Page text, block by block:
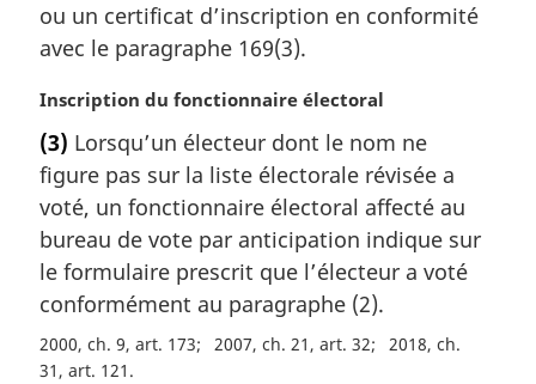
g
i
a
l
e
:
ou un certificat d’inscription en conformité
avec le paragraphe 169(3).
N
t
e
m
a
g
i
n
a
Inscription du fonctionnaire électoral
(3) Lorsqu’un électeur dont le nom ne
figure pas sur la liste électorale révisée a
voté, un fonctionnaire électoral affecté au
bureau de vote par anticipation indique sur
le formulaire prescrit que l’électeur a voté
conformément au paragraphe (2).
2000, ch. 9, art. 173 2007, ch. 21, art. 32
2018, ch.
31, art. 121